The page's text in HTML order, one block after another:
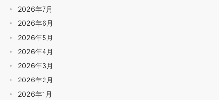
2026年7月
2026年6月
2026年5月
2026年4月
2026年3月
2026年2月
2026年1月